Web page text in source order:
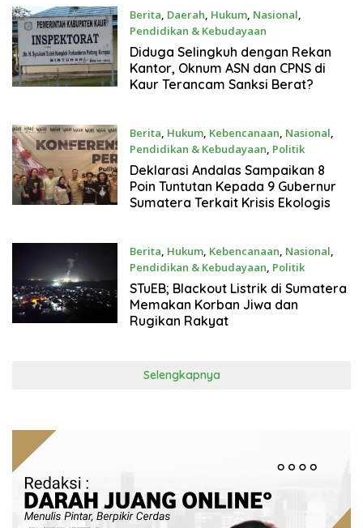
Berita, Daerah, Hukum, Nasional,
Pendidikan & Kebudayaan
26 Mei 2026
Diduga Selingkuh dengan Rekan
Kantor, Oknum ASN dan CPNS di
Kaur Terancam Sanksi Berat?
Berita, Hukum, Kebencanaan, Nasional,
Pendidikan & Kebudayaan, Politik
26 Mei 2026
Deklarasi Andalas Sampaikan 8
Poin Tuntutan Kepada 9 Gubernur
Sumatera Terkait Krisis Ekologis
Berita, Hukum, Kebencanaan, Nasional,
Pendidikan & Kebudayaan, Politik
25 Mei 2026
STuEB; Blackout Listrik di Sumatera
Memakan Korban Jiwa dan
Rugikan Rakyat
Selengkapnya